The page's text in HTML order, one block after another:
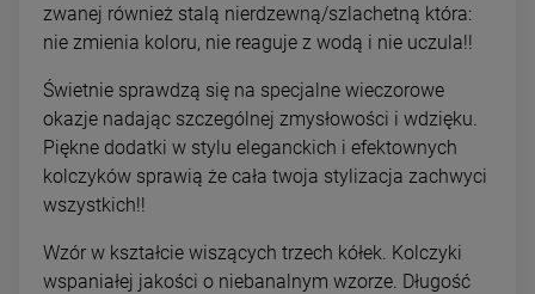
zwanej również stalą nierdzewną/szlachetną która:
nie zmienia koloru, nie reaguje z wodą i nie uczula!!
Świetnie sprawdzą się na specjalne wieczorowe
okazje nadając szczególnej zmysłowości i wdzięku.
Piękne dodatki w stylu eleganckich i efektownych
kolczyków sprawią że cała twoja stylizacja zachwyci
wszystkich!!
Wzór w kształcie wiszących trzech kółek. Kolczyki
wspaniałej jakości o niebanalnym wzorze. Długość